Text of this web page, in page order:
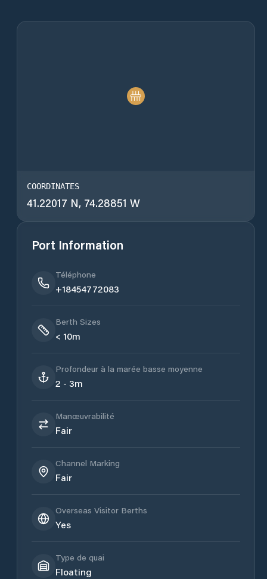
COORDINATES
41.22017 N, 74.28851 W
Port Information
Téléphone
+18454772083
Berth Sizes
< 10m
Profondeur à la marée basse moyenne
2 - 3m
Manœuvrabilité
Fair
Channel Marking
Fair
Overseas Visitor Berths
Yes
Type de quai
Floating